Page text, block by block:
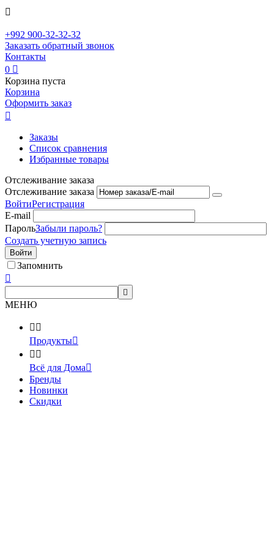

+992 900-32-32-32
Заказать обратный звонок
Контакты
0 
Корзина пуста
Корзина
Оформить заказ

Заказы
Список сравнения
Избранные товары
Отслеживание заказа
Отслеживание заказа
ВойтиРегистрация
E-mail
ПарольЗабыли пароль?
Создать учетную запись
Войти
Запомнить


МЕНЮ
 
Продукты
 
Всё для Дома
Бренды
Новинки
Скидки